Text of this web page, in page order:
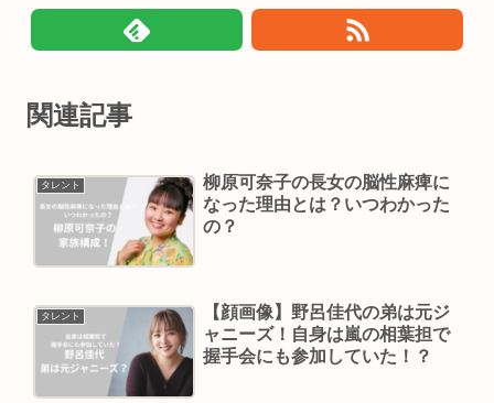
関連記事
タレント
柳原可奈子の長女の脳性麻痺に
なった理由とは？いつわかった
の？
タレント
【顔画像】野呂佳代の弟は元ジ
ャニーズ！自身は嵐の相葉担で
握手会にも参加していた！？